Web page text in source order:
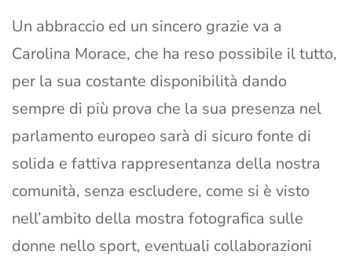
Un abbraccio ed un sincero grazie va a
Carolina Morace, che ha reso possibile il tutto,
per la sua costante disponibilità dando
sempre di più prova che la sua presenza nel
parlamento europeo sarà di sicuro fonte di
solida e fattiva rappresentanza della nostra
comunità, senza escludere, come si è visto
nell’ambito della mostra fotografica sulle
donne nello sport, eventuali collaborazioni